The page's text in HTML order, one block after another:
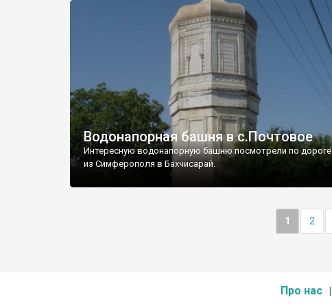
Водонапорная башня в с.Почтовое
Интересную водонапорную башню посмотрели по дороге
из Симферополя в Бахчисарай.
1 2
Про нас